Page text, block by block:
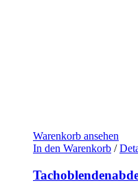
Warenkorb ansehen
In den Warenkorb /